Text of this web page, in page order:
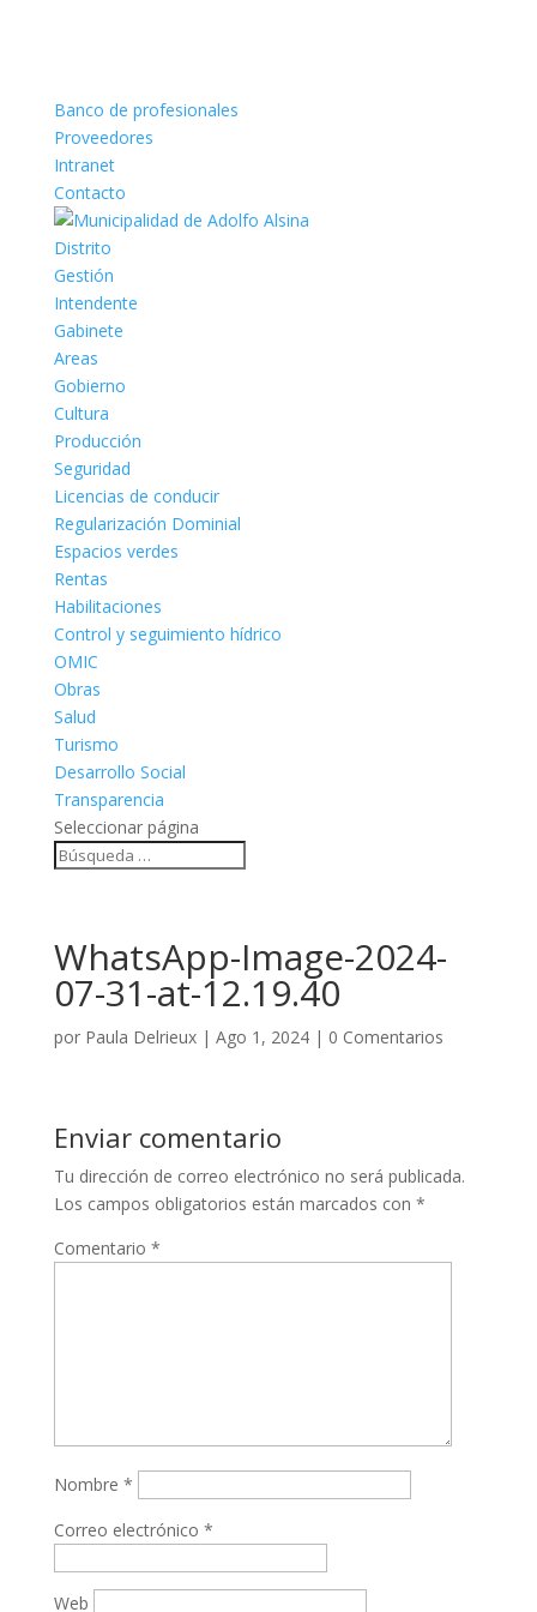
Banco de profesionales
Proveedores
Intranet
Contacto
Distrito
Gestión
Intendente
Gabinete
Areas
Gobierno
Cultura
Producción
Seguridad
Licencias de conducir
Regularización Dominial
Espacios verdes
Rentas
Habilitaciones
Control y seguimiento hídrico
OMIC
Obras
Salud
Turismo
Desarrollo Social
Transparencia
Seleccionar página
WhatsApp-Image-2024-
07-31-at-12.19.40
por Paula Delrieux| Ago 1, 2024| 0 Comentarios
Enviar comentario
Tu dirección de correo electrónico no será publicada.
Los campos obligatorios están marcados con *
Comentario *
Nombre *
Correo electrónico *
Web